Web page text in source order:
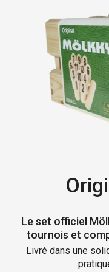
Le set officiel
tournois et
Livré dans une